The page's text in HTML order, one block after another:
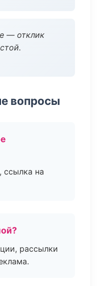
— отклик
вопросы
ссылка на
рассылки